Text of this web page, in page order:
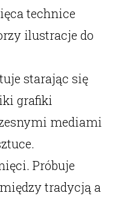
technice
ilustracje do
starając się
grafiki
mediami
Próbuje
tradycją a